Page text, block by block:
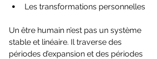
Les transformations personnelles
Un être humain n’est pas un système
stable et linéaire. Il traverse des
périodes d’expansion et des périodes